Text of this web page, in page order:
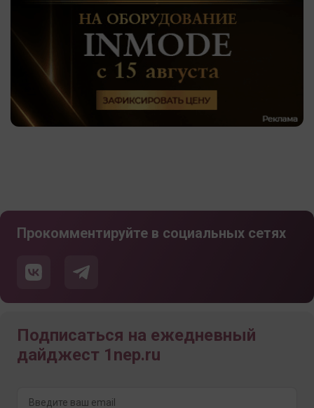
Прокомментируйте в социальных сетях
Подписаться на ежедневный
дайджест 1nep.ru